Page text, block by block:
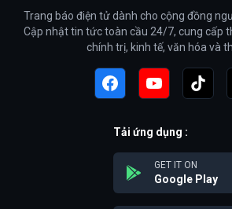
Trang báo điện tử dành cho cộng đồng
Cập nhật tin tức toàn cầu 24/7, cung cấp
chính trị, kinh tế, văn hóa và
Tải ứng dụng :
GET IT ON
Google Play